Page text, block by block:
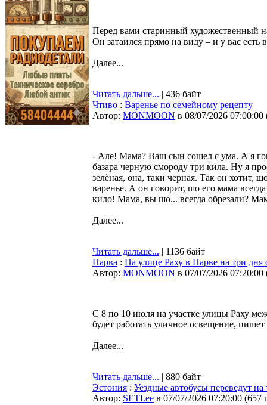
Перед вами старинный художественный
Он затаился прямо на виду – и у вас есть
Далее...
Читать дальше... | 436 байт
Чтиво : Варенье по семейному рецепту
Автор: MONMOON в 08/07/2026 07:00:00
- Але! Мама? Ваш сын сошел с ума. А я
базара черную смороду три кила. Ну я
зелёная, она, таки черная. Так он хотит,
варенье. А он говорит, шо его мама
кило! Мама, вы шо... всегда обрезали?
Далее...
Читать дальше... | 1136 байт
Нарва : На улице Раху в Нарве на три дня
Автор: MONMOON в 07/07/2026 07:20:00
С 8 по 10 июля на участке улицы Раху
будет работать уличное освещение, пишет
Далее...
Читать дальше... | 880 байт
Эстония : Уездные автобусы переведут на
Автор: SETI.ee в 07/07/2026 07:20:00 (657